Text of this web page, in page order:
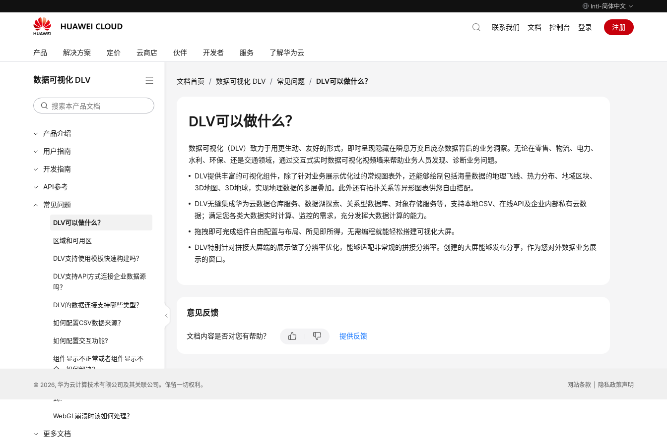
Intl-简体中文
产品 解决方案 定价 云商店 伙伴 开发者 服务 了解华为云
联系我们 文档 控制台 登录 注册
数据可视化 DLV
产品介绍
用户指南
开发指南
API参考
常见问题
DLV可以做什么？
区域和可用区
DLV支持使用模板快速构建吗？
DLV支持API方式连接企业数据源
吗？
DLV的数据连接支持哪些类型？
如何配置CSV数据来源？
如何配置交互功能?
组件显示不正常或者组件显示不
全，如何解决？
怎么查看不同组件支持的数据格
式？
WebGL崩溃时该如何处理？
更多文档
文档首页 / 数据可视化 DLV / 常见问题 / DLV可以做什么？
DLV可以做什么？
数据可视化（DLV）致力于用更生动、友好的形式，即时呈现隐藏在瞬息万变且庞杂数据背后的业务洞察。无论在零售、物流、电力、
水利、环保、还是交通领域，通过交互式实时数据可视化视频墙来帮助业务人员发现、诊断业务问题。
DLV提供丰富的可视化组件，除了针对业务展示优化过的常规图表外，还能够绘制包括海量数据的地理飞线、热力分布、地域区块、
3D地图、3D地球，实现地理数据的多层叠加。此外还有拓扑关系等异形图表供您自由搭配。
DLV无缝集成华为云数据仓库服务、数据湖探索、关系型数据库、对象存储服务等，支持本地CSV、在线API及企业内部私有云数
据；满足您各类大数据实时计算、监控的需求，充分发挥大数据计算的能力。
拖拽即可完成组件自由配置与布局、所见即所得，无需编程就能轻松搭建可视化大屏。
DLV特别针对拼接大屏端的展示做了分辨率优化，能够适配非常规的拼接分辨率。创建的大屏能够发布分享，作为您对外数据业务展
示的窗口。
意见反馈
文档内容是否对您有帮助？ 提供反馈
© 2026, 华为云计算技术有限公司及其关联公司。保留一切权利。 网站条款 隐私政策声明